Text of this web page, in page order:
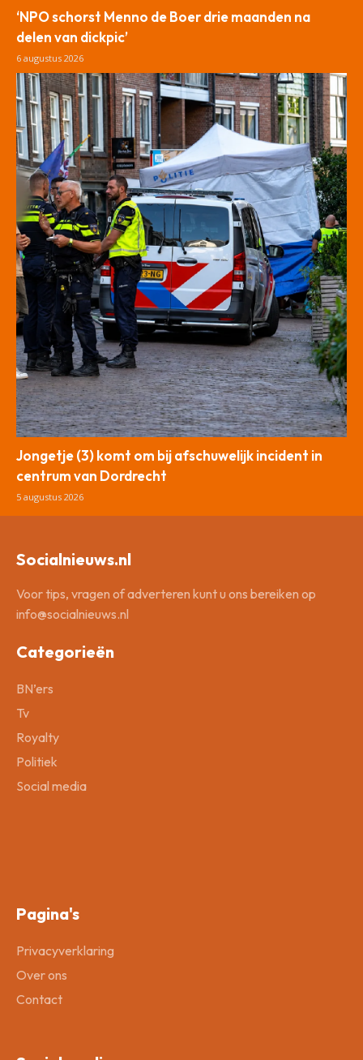
‘NPO schorst Menno de Boer drie maanden na
delen van dickpic’
6 augustus 2026
Jongetje (3) komt om bij afschuwelijk incident in
centrum van Dordrecht
5 augustus 2026
Socialnieuws.nl
Voor tips, vragen of adverteren kunt u ons bereiken op
info@socialnieuws.nl
Categorieën
BN’ers
Tv
Royalty
Politiek
Social media
Pagina's
Privacyverklaring
Over ons
Contact